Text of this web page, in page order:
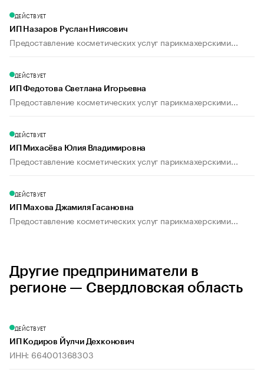
ДЕЙСТВУЕТ
ИП Назаров Руслан Ниясович
Предоставление косметических услуг парикмахерскими...
ДЕЙСТВУЕТ
ИП Федотова Светлана Игорьевна
Предоставление косметических услуг парикмахерскими...
ДЕЙСТВУЕТ
ИП Михасёва Юлия Владимировна
Предоставление косметических услуг парикмахерскими...
ДЕЙСТВУЕТ
ИП Махова Джамиля Гасановна
Предоставление косметических услуг парикмахерскими...
Другие предприниматели в
регионе — Свердловская область
ДЕЙСТВУЕТ
ИП Кодиров Йулчи Дехконович
ИНН: 664001368303